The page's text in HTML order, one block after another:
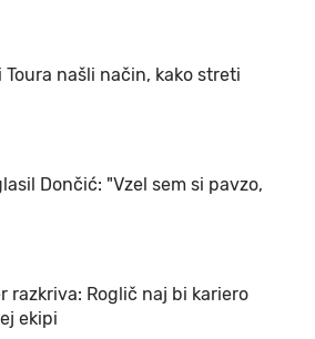
Toura našli način, kako streti
Dončić: "Vzel sem si pavzo,
razkriva: Roglič naj bi kariero
ekipi